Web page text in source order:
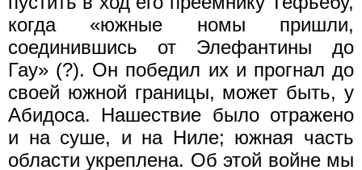
когда «южные номы пришли,
соединившись от Элефантины до
Гау» (?). Он победил их и прогнал до
своей южной границы, может быть, у
Абидоса. Нашествие было отражено
и на суше, и на Ниле; южная часть
области укреплена. Об этой войне мы